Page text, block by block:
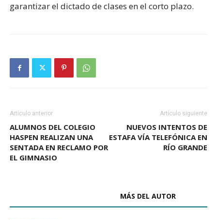
garantizar el dictado de clases en el corto plazo.
Artículo anterior
ALUMNOS DEL COLEGIO
HASPEN REALIZAN UNA
SENTADA EN RECLAMO POR
EL GIMNASIO
Artículo siguiente
NUEVOS INTENTOS DE
ESTAFA VÍA TELEFÓNICA EN
RÍO GRANDE
MÁS DEL AUTOR